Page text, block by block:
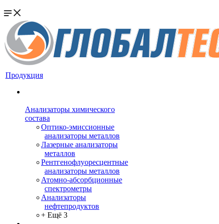
Продукция
Анализаторы химического
состава
Оптико-эмиссионные
анализаторы металлов
Лазерные анализаторы
металлов
Рентгенофлуоресцентные
анализаторы металлов
Атомно-абсорбционные
спектрометры
Анализаторы
нефтепродуктов
+ Ещё 3